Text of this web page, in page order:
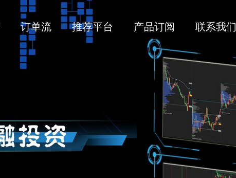
订单流 推荐平台 产品订阅 联系我们